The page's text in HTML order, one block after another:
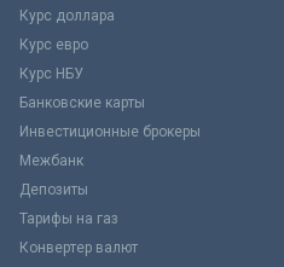
Курс доллара
Курс евро
Курс НБУ
Банковские карты
Инвестиционные брокеры
Межбанк
Депозиты
Тарифы на газ
Конвертер валют